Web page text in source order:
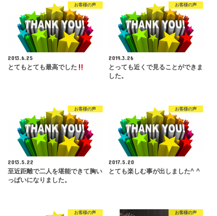
お客様の声
2013.6.25
とてもとても最高でした
お客様の声
2019.3.26
とっても近くで見ることができま
した。
お客様の声
2013.5.22
至近距離で二人を堪能できて胸い
っぱいになりました。
お客様の声
2017.5.20
とても楽しむ事が出しました^ ^
お客様の声 お客様の声